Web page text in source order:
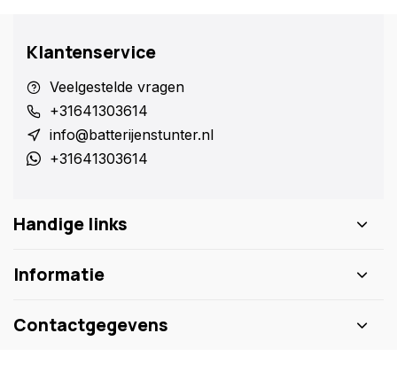
Klantenservice
Veelgestelde vragen
+31641303614
info@batterijenstunter.nl
+31641303614
Handige links
Informatie
Contactgegevens